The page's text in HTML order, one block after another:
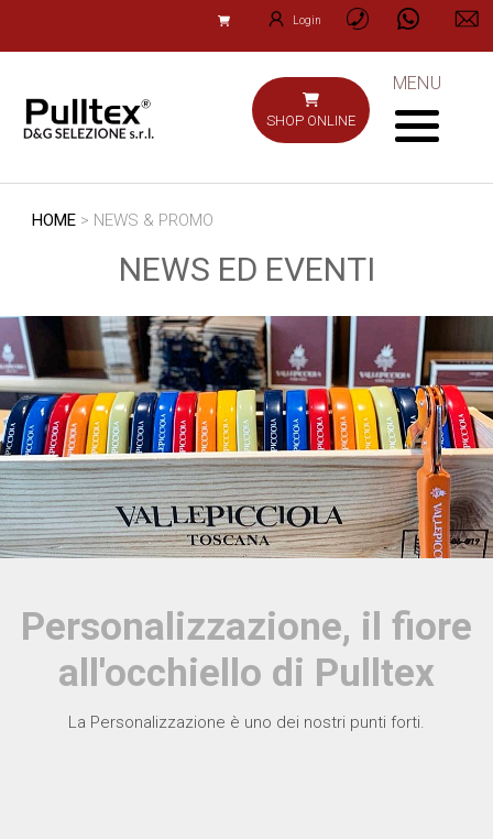
Login
SHOP ONLINE
MENU
HOME > NEWS & PROMO
NEWS ED EVENTI
Personalizzazione, il fiore
all'occhiello di Pulltex
La Personalizzazione è uno dei nostri punti forti.